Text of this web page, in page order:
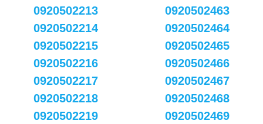
0920502213
0920502214
0920502215
0920502216
0920502217
0920502218
0920502219
0920502463
0920502464
0920502465
0920502466
0920502467
0920502468
0920502469